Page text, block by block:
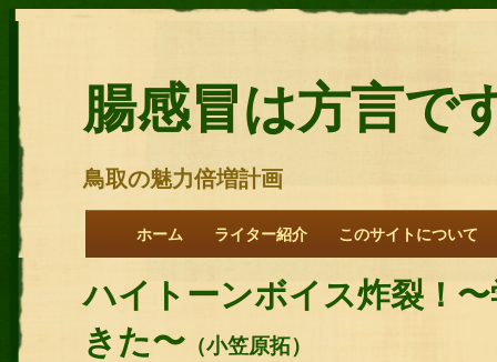
腸感冒は方言で
鳥取の魅力倍増計画
ホーム ライター紹介 このサイトについて
ハイトーンボイス炸裂！
きた〜 （小笠原拓）